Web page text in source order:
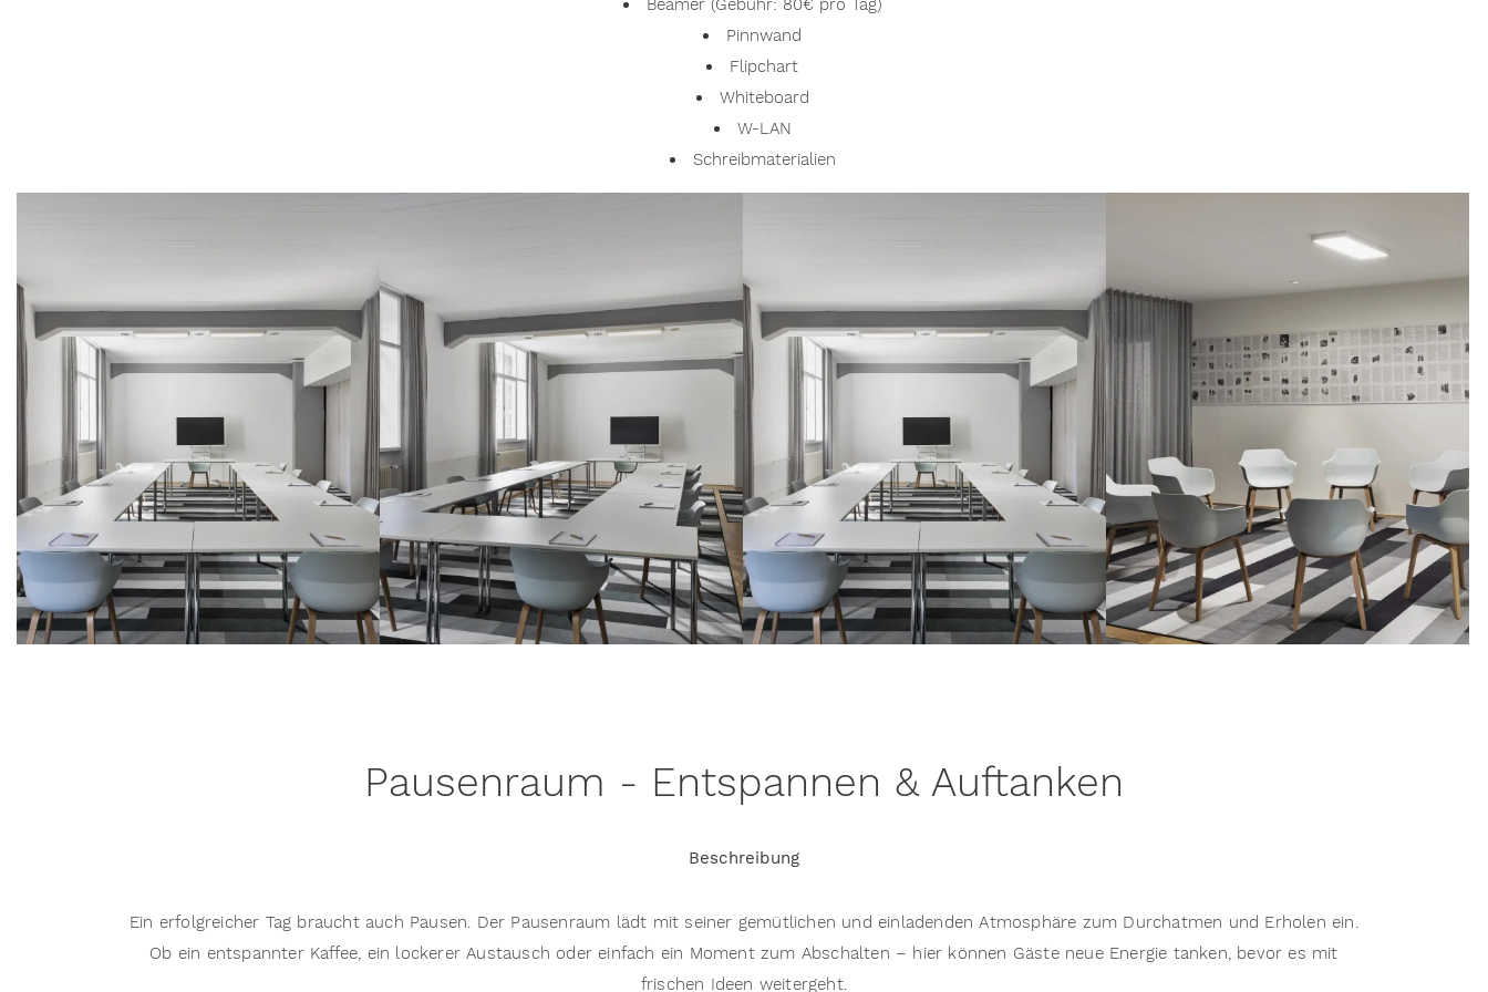
Beamer (Gebühr: 80€ pro Tag)
Pinnwand
Flipchart
Whiteboard
W-LAN
Schreibmaterialien
Pausenraum - Entspannen & Auftanken
Beschreibung
Ein erfolgreicher Tag braucht auch Pausen. Der Pausenraum lädt mit seiner gemütlichen und einladenden Atmosphäre zum Durchatmen und Erholen ein.
Ob ein entspannter Kaffee, ein lockerer Austausch oder einfach ein Moment zum Abschalten – hier können Gäste neue Energie tanken, bevor es mit
frischen Ideen weitergeht.